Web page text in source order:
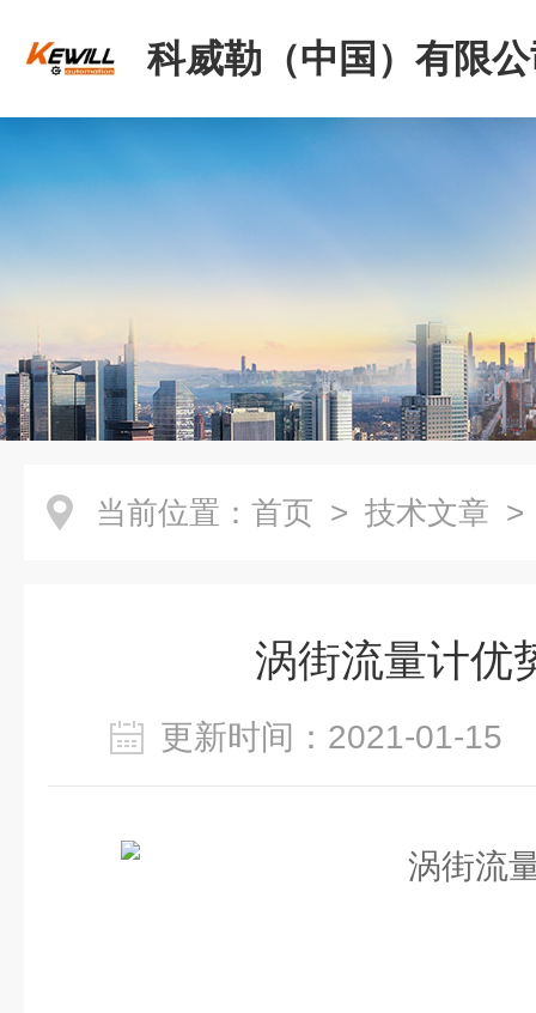
科威勒（中国）有限
当前位置： 首页 > 技术文章 >
涡街流量计优
更新时间：2021-01-